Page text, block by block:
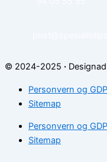
© 2024-2025 ·
Personvern og
Sitemap
Personvern og
Sitemap